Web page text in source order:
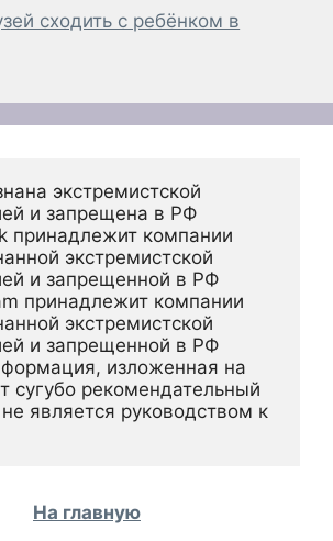
сходить с ребёнком в
экстремистской
и запрещена в РФ
принадлежит компании
экстремистской
и запрещенной в РФ
принадлежит компании
экстремистской
и запрещенной в РФ
изложенная на
сугубо рекомендательный
является руководством к
На главную